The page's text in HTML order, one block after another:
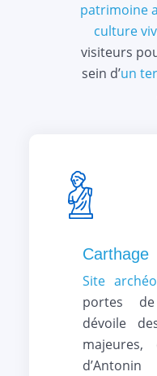
patrimoine
culture
visiteurs
sein d’un
Carthage
Site
portes
dévoile